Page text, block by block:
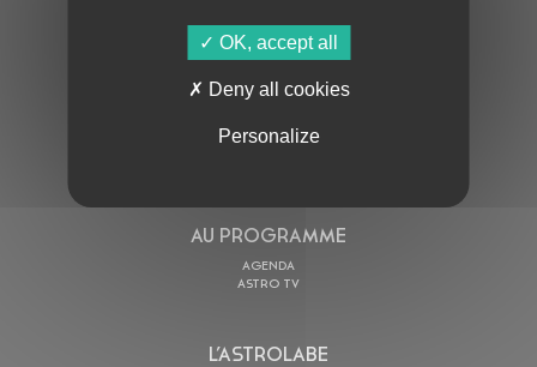
AU PROGRAMME
AGENDA
ASTRO TV
L’ASTROLABE
OK, accept all
Deny all cookies
Personalize